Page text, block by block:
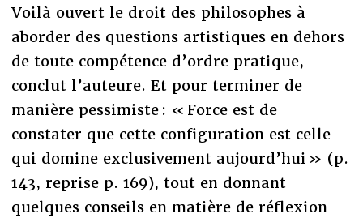
Voilà ouvert le droit des philosophes à
aborder des questions artistiques en dehors
de toute compétence d’ordre pratique,
conclut l’auteure. Et pour terminer de
manière pessimiste : « Force est de
constater que cette configuration est celle
qui domine exclusivement aujourd’hui » (p.
143, reprise p. 169), tout en donnant
quelques conseils en matière de réflexion